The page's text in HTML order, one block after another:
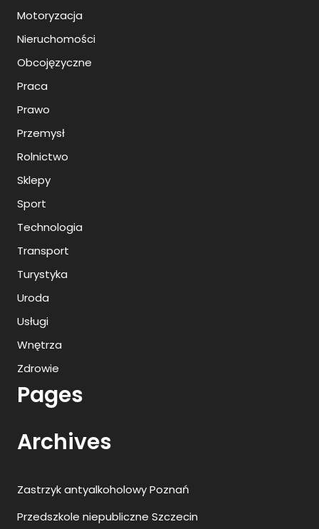
Motoryzacja
Nieruchomości
Obcojęzyczne
Praca
Prawo
Przemysł
Rolnictwo
Sklepy
Sport
Technologia
Transport
Turystyka
Uroda
Usługi
Wnętrza
Zdrowie
Pages
Archives
Zastrzyk antyalkoholowy Poznań
Przedszkole niepubliczne Szczecin